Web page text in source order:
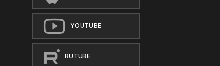
YOUTUBE
RUTUBE